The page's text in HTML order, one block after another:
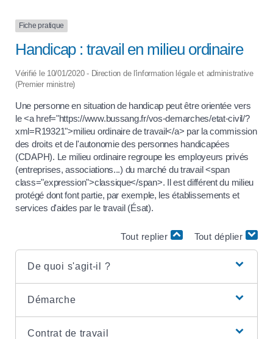
Fiche pratique
Handicap : travail en milieu ordinaire
Vérifié le 10/01/2020 - Direction de l'information légale et administrative
(Premier ministre)
Une personne en situation de handicap peut être orientée vers
le <a href="https://www.bussang.fr/vos-demarches/etat-civil/?
xml=R19321">milieu ordinaire de travail</a> par la commission
des droits et de l'autonomie des personnes handicapées
(CDAPH). Le milieu ordinaire regroupe les employeurs privés
(entreprises, associations...) du marché du travail <span
class="expression">classique</span>. Il est différent du milieu
protégé dont font partie, par exemple, les établissements et
services d'aides par le travail (Ésat).
Tout replier Tout déplier
De quoi s'agit-il ?
Démarche
Contrat de travail